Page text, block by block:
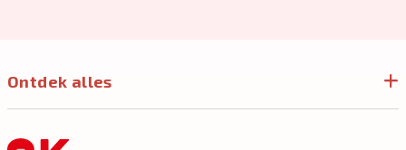
Ontdek alles